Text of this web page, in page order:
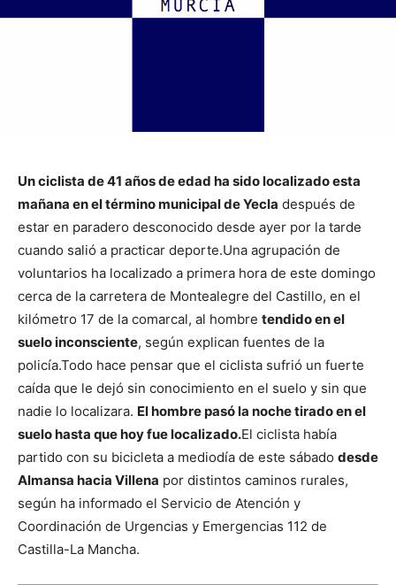
Un ciclista de 41 años de edad ha sido localizado esta
mañana en el término municipal de Yecla después de
estar en paradero desconocido desde ayer por la tarde
cuando salió a practicar deporte.Una agrupación de
voluntarios ha localizado a primera hora de este domingo
cerca de la carretera de Montealegre del Castillo, en el
kilómetro 17 de la comarcal, al hombre tendido en el
suelo inconsciente, según explican fuentes de la
policía.Todo hace pensar que el ciclista sufrió un fuerte
caída que le dejó sin conocimiento en el suelo y sin que
nadie lo localizara. El hombre pasó la noche tirado en el
suelo hasta que hoy fue localizado.El ciclista había
partido con su bicicleta a mediodía de este sábado desde
Almansa hacia Villena por distintos caminos rurales,
según ha informado el Servicio de Atención y
Coordinación de Urgencias y Emergencias 112 de
Castilla-La Mancha.